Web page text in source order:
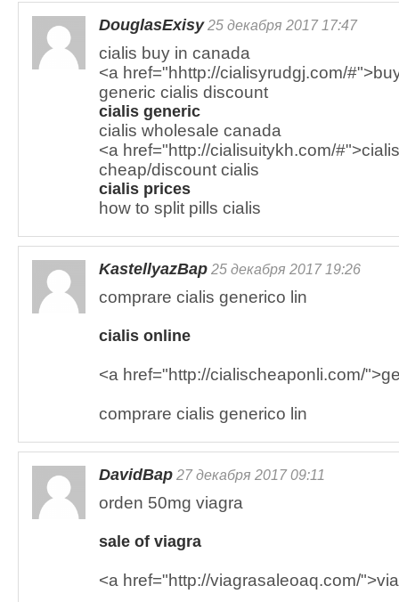
DouglasExisy25 декабря 2017 17:47
cialis buy in canada
<a href="hhttp://cialisyrudgj.com/
generic cialis discount
cialis generic
cialis wholesale canada
<a href="http://cialisuitykh.com/
cheap/discount cialis
cialis prices
how to split pills cialis
KastellyazBap 25 декабря 2017 19:26
comprare cialis generico lin
cialis online
<a href="http://cialischeaponli.com/
comprare cialis generico lin
DavidBap 27 декабря 2017 09:11
orden 50mg viagra
sale of viagra
<a href="http://viagrasaleoaq.com/